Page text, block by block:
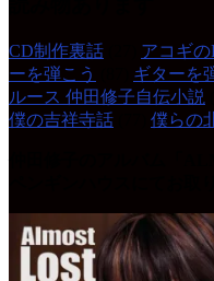
CD制作裏話
アコギ
ーを弾こう
ギターを
ルース 仲田修子自伝小説
僕の吉祥寺話
僕らの